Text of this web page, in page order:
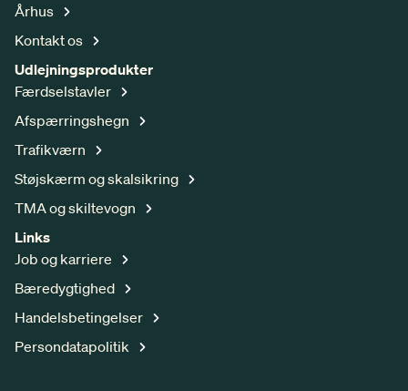
Århus
Kontakt os
Udlejningsprodukter
Færdselstavler
Afspærringshegn
Trafikværn
Støjskærm og skalsikring
TMA og skiltevogn
Links
Job og karriere
Bæredygtighed
Handelsbetingelser
Persondatapolitik